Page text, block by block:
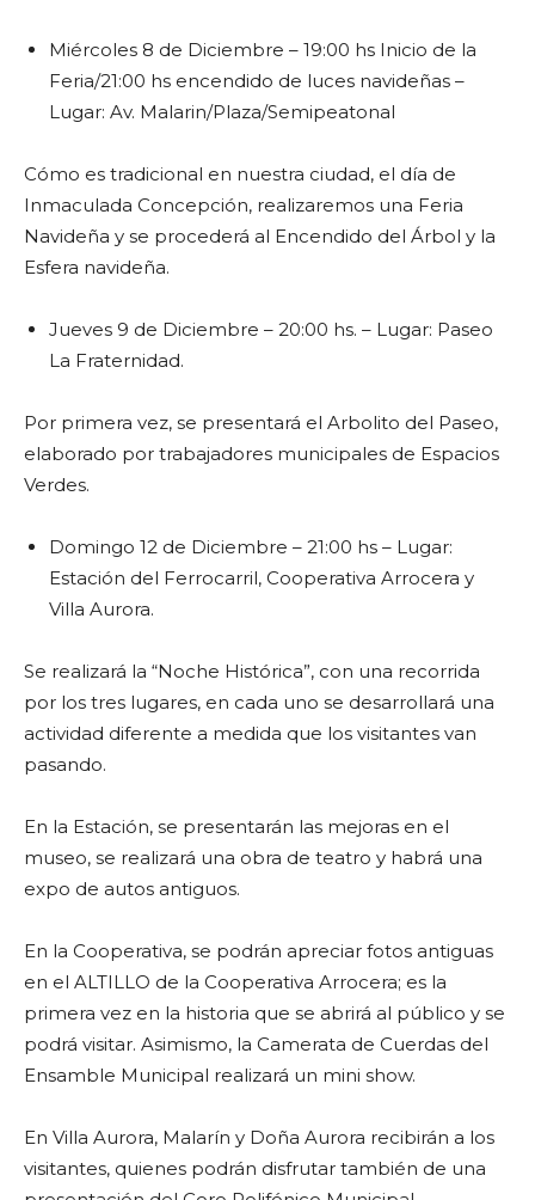
Miércoles 8 de Diciembre – 19:00 hs Inicio de la
Feria/21:00 hs encendido de luces navideñas –
Lugar: Av. Malarin/Plaza/Semipeatonal
Cómo es tradicional en nuestra ciudad, el día de
Inmaculada Concepción, realizaremos una Feria
Navideña y se procederá al Encendido del Árbol y la
Esfera navideña.
Jueves 9 de Diciembre – 20:00 hs. – Lugar: Paseo
La Fraternidad.
Por primera vez, se presentará el Arbolito del Paseo,
elaborado por trabajadores municipales de Espacios
Verdes.
Domingo 12 de Diciembre – 21:00 hs – Lugar:
Estación del Ferrocarril, Cooperativa Arrocera y
Villa Aurora.
Se realizará la “Noche Histórica”, con una recorrida
por los tres lugares, en cada uno se desarrollará una
actividad diferente a medida que los visitantes van
pasando.
En la Estación, se presentarán las mejoras en el
museo, se realizará una obra de teatro y habrá una
expo de autos antiguos.
En la Cooperativa, se podrán apreciar fotos antiguas
en el ALTILLO de la Cooperativa Arrocera; es la
primera vez en la historia que se abrirá al público y se
podrá visitar. Asimismo, la Camerata de Cuerdas del
Ensamble Municipal realizará un mini show.
En Villa Aurora, Malarín y Doña Aurora recibirán a los
visitantes, quienes podrán disfrutar también de una